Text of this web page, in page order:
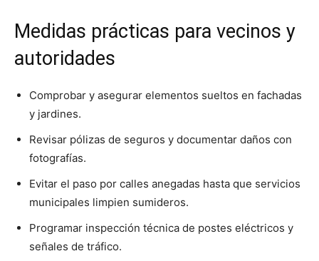
Medidas prácticas para vecinos y
autoridades
Comprobar y asegurar elementos sueltos en fachadas
y jardines.
Revisar pólizas de seguros y documentar daños con
fotografías.
Evitar el paso por calles anegadas hasta que servicios
municipales limpien sumideros.
Programar inspección técnica de postes eléctricos y
señales de tráfico.